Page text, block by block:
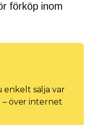
förköp inom
enkelt sälja var
– över internet